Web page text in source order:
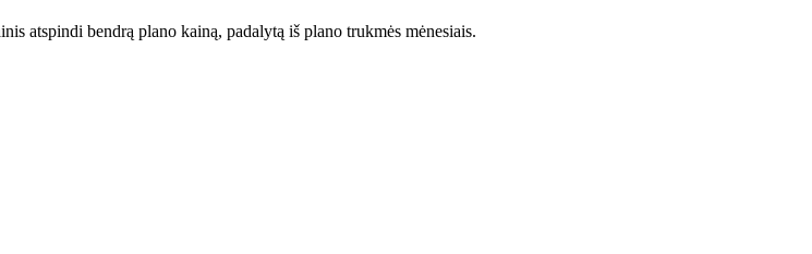
atspindi bendrą plano kainą, padalytą iš plano trukmės mėnesiais.